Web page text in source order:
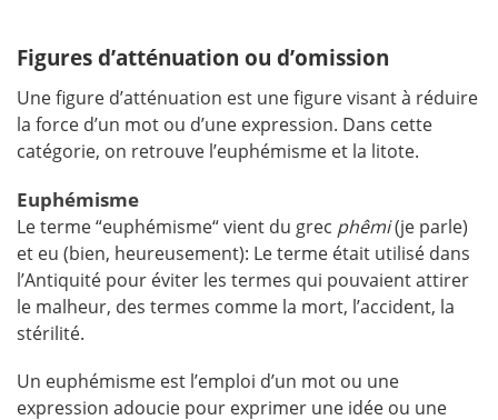
Figures d’atténuation ou d’omission
Une figure d’atténuation est une figure visant à réduire
la force d’un mot ou d’une expression. Dans cette
catégorie, on retrouve l’euphémisme et la litote.
Euphémisme
Le terme “euphémisme“ vient du grec phêmi(je parle)
et eu (bien, heureusement): Le terme était utilisé dans
l’Antiquité pour éviter les termes qui pouvaient attirer
le malheur, des termes comme la mort, l’accident, la
stérilité.
Un euphémisme est l’emploi d’un mot ou une
expression adoucie pour exprimer une idée ou une